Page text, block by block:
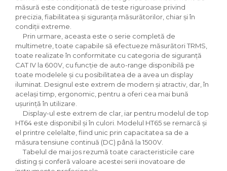
măsură este condiționată de teste riguroase privind
precizia, fiabilitatea și siguranța măsurătorilor, chiar și în
condiții extreme.
Prin urmare, aceasta este o serie completă de
multimetre, toate capabile să efectueze măsurători TRMS,
toate realizate în conformitate cu categoria de siguranță
CAT IV la 600V, cu funcție de auto-range disponibilă pe
toate modelele și cu posibilitatea de a avea un display
iluminat. Designul este extrem de modern și atractiv, dar, în
același timp, ergonomic, pentru a oferi cea mai bună
ușurință în utilizare.
Display-ul este extrem de clar, iar pentru modelul de top
HT64 este disponibil și în culori. Modelul HT65 se remarcă și
el printre celelalte, fiind unic prin capacitatea sa de a
măsura tensiune continuă (DC) până la 1500V.
Tabelul de mai jos rezumă toate caracteristicile care
disting și conferă valoare acestei serii inovatoare de